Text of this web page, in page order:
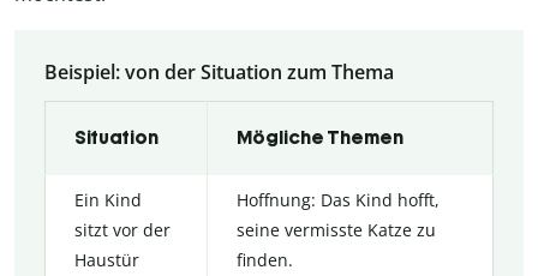
Beispiel: von der Situation zum Thema
Situation Mögliche Themen
Ein Kind
sitzt vor der
Haustür
Hoffnung: Das Kind hofft,
seine vermisste Katze zu
finden.